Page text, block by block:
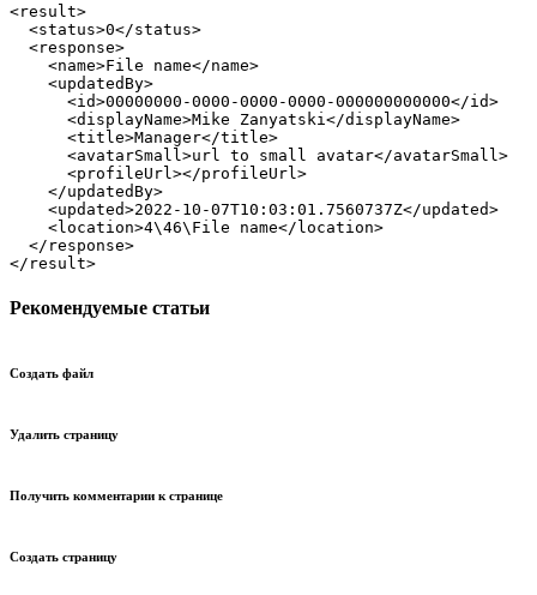
<result>
<status>0</status>
<response>
<name>File name</name>
<updatedBy>
<id>00000000-0000-0000-0000-000000000000</id>
<displayName>Mike Zanyatski</displayName>
<title>Manager</title>
<avatarSmall>url to small avatar</avatarSmall>
<profileUrl></profileUrl>
</updatedBy>
<updated>2022-10-07T10:03:01.7560737Z</updated>
<location>4\46\File name</location>
</response>
</result>
Рекомендуемые статьи
Создать файл
Удалить страницу
Получить комментарии к странице
Создать страницу